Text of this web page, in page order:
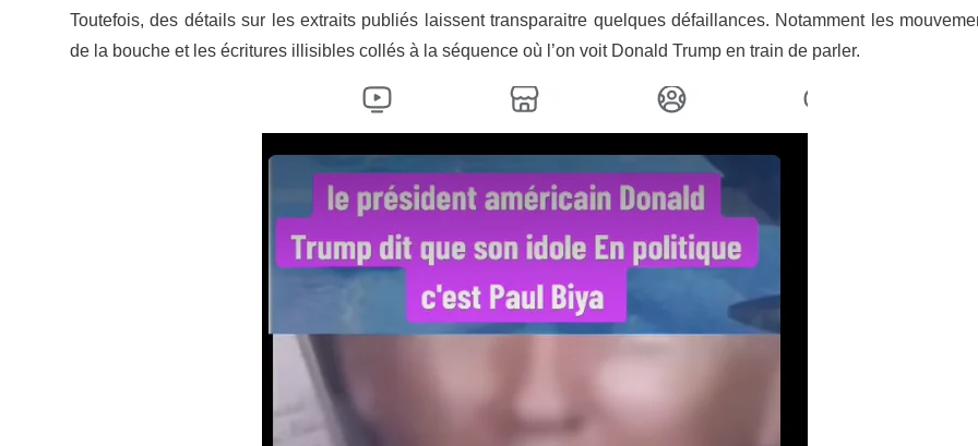
Toutefois, des détails sur les extraits publiés laissent transparaitre quelques défaillances. Notamment les
de la bouche et les écritures illisibles collés à la séquence où l’on voit Donald Trump en train de parler.